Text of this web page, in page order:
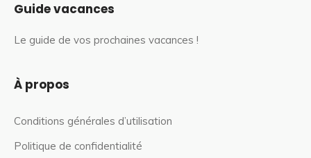
Guide vacances
Le guide de vos prochaines vacances !
À propos
Conditions générales d’utilisation
Politique de confidentialité